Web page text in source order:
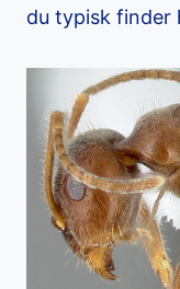
du typisk finder